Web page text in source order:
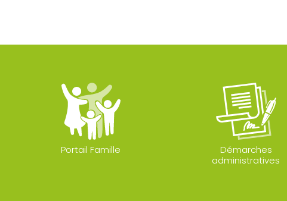
Portail Famille
Démarches
administratives